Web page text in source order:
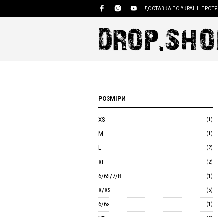
ДОСТАВКА ПО УКРАЇНІ,
РОЗМІРИ
XS (1)
M (1)
L (2)
XL (2)
6/6S/7/8 (1)
X/XS (5)
6/6s (1)